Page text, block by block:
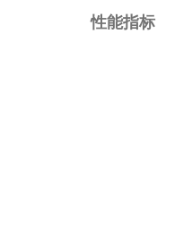
性能指标